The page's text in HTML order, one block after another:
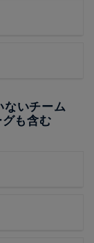
ないチーム
も含む